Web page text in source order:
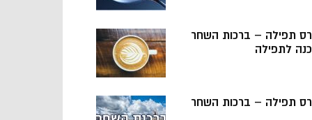
תפילה – ברכות השחר
לתפילה
תפילה – ברכות השחר